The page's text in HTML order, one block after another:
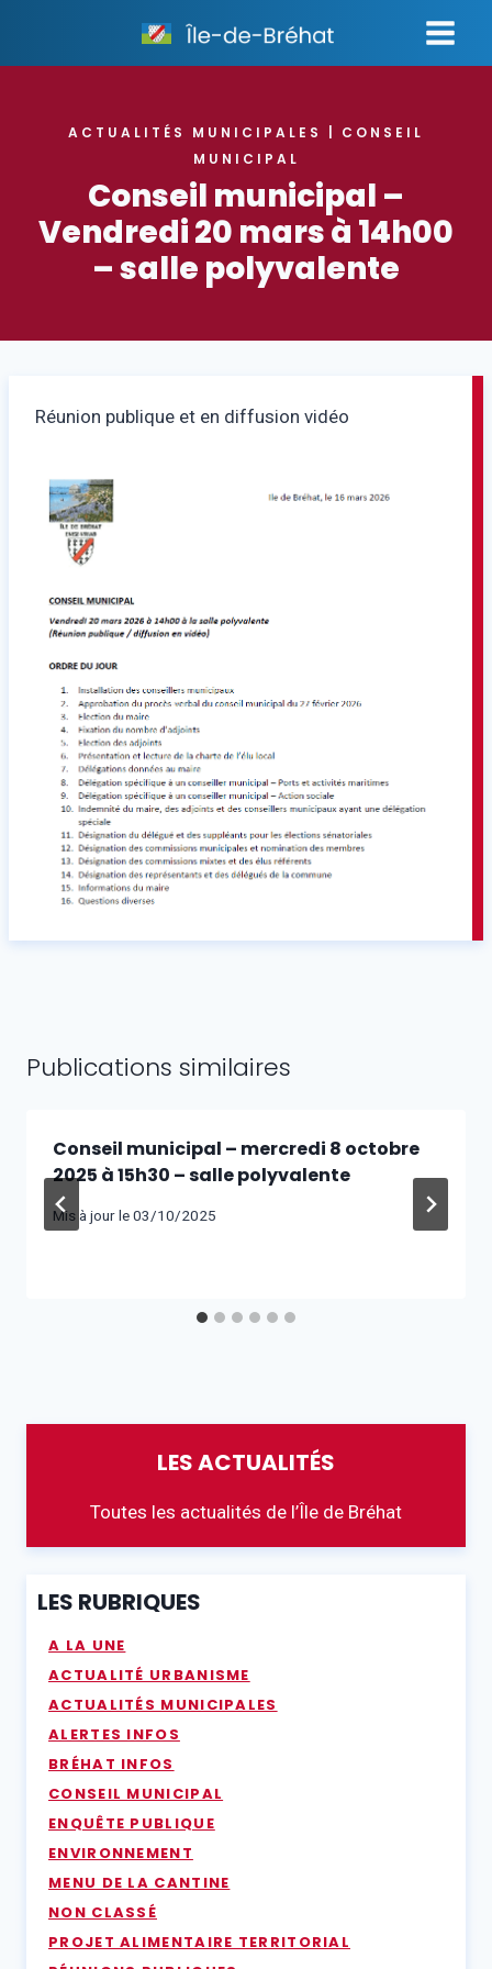
contenu
ACTUALITÉS MUNICIPALES
CONSEIL
MUNICIPAL
Conseil municipal –
Vendredi 20 mars à 14h00
– salle polyvalente
Réunion publique et en diffusion vidéo
Publications similaires
Conseil municipal – mercredi 8 octobre
2025 à 15h30 – salle polyvalente
Mis à jour le03/10/2025
LES ACTUALITÉS
Toutes les actualités de l’Île de Bréhat
LES RUBRIQUES
A LA UNE
ACTUALITÉ URBANISME
ACTUALITÉS MUNICIPALES
ALERTES INFOS
BRÉHAT INFOS
CONSEIL MUNICIPAL
ENQUÊTE PUBLIQUE
ENVIRONNEMENT
MENU DE LA CANTINE
NON CLASSÉ
PROJET ALIMENTAIRE TERRITORIAL